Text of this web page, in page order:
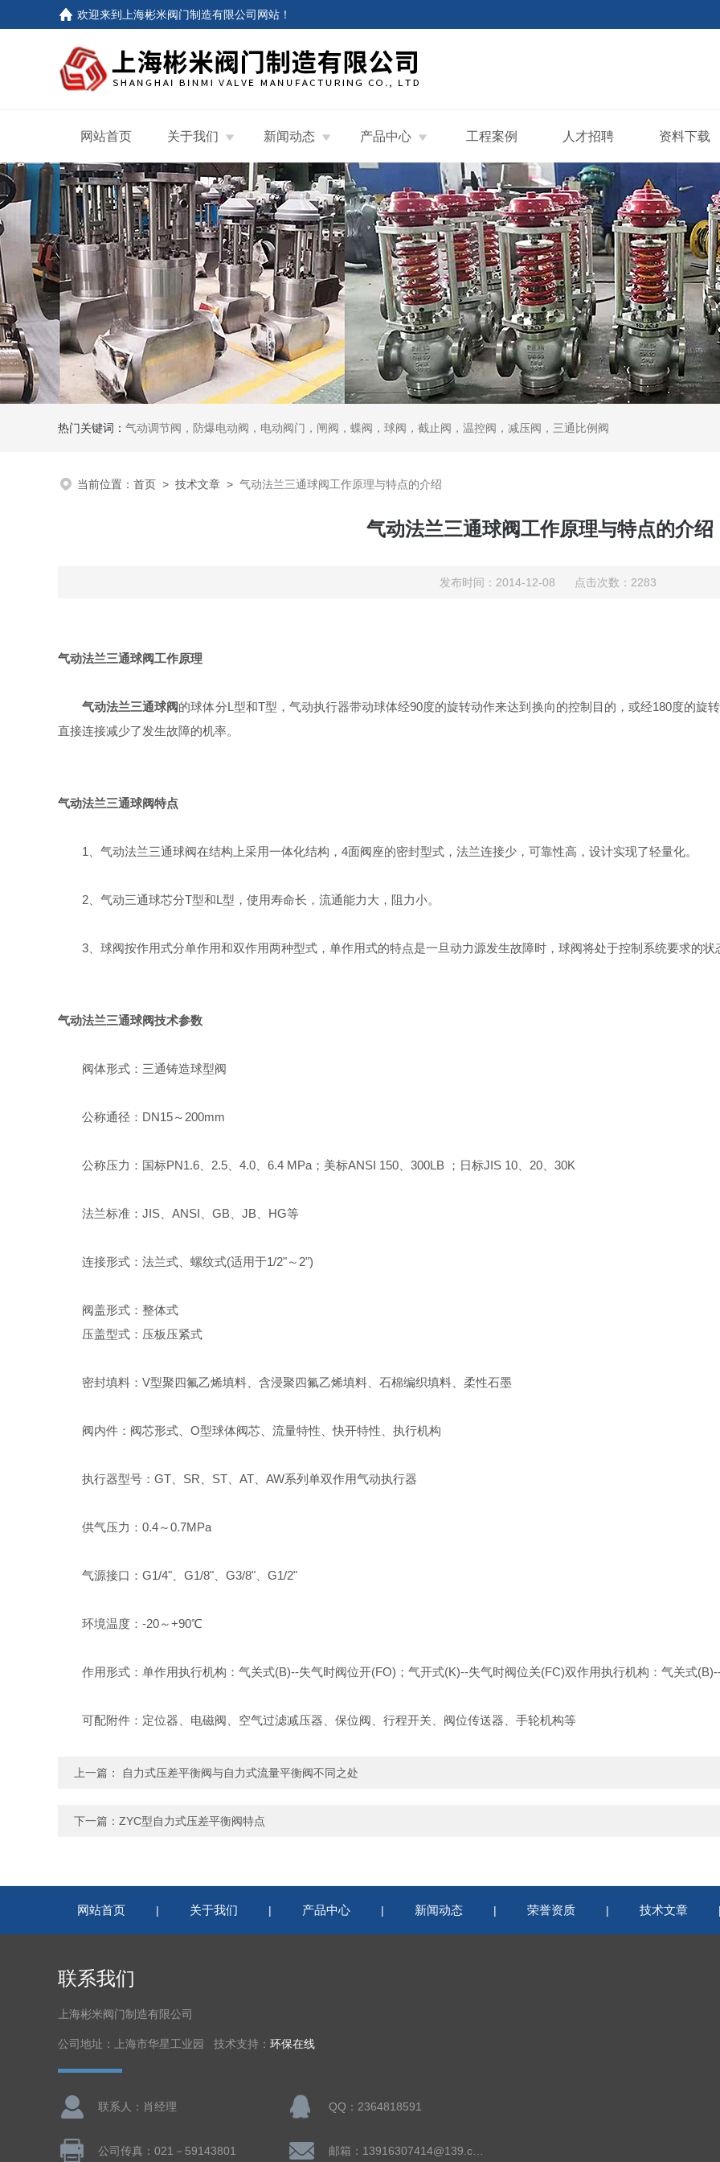
欢迎来到 上海彬米阀门制造有限公司网站 ！
网站首页 关于我们 新闻动态 产品中心 工程案例 人才招聘 资料下载
热门关键词： 气动调节阀，防爆电动阀，电动阀门，闸阀，蝶阀，球阀，截止阀，温控阀，减压阀，三通比例阀
当前位置： 首页 > 技术文章 > 气动法兰三通球阀工作原理与特点的介绍
气动法兰三通球阀工作原理与特点的介绍
发布时间：2014-12-08 点击次数：2283
气动法兰三通球阀工作原理
气动法兰三通球阀的球体分L型和T型，气动执行器带动球体经90度的旋转动作来达到换向的控制目的，或经180度的旋
直接连接减少了发生故障的机率。
气动法兰三通球阀特点
1、气动法兰三通球阀在结构上采用一体化结构，4面阀座的密封型式，法兰连接少，可靠性高，设计实现了轻量化。
2、气动三通球芯分T型和L型，使用寿命长，流通能力大，阻力小。
3、球阀按作用式分单作用和双作用两种型式，单作用式的特点是一旦动力源发生故障时，球阀将处于控制系统要求的状
气动法兰三通球阀技术参数
阀体形式：三通铸造球型阀
公称通径：DN15～200mm
公称压力：国标PN1.6、2.5、4.0、6.4 MPa；美标ANSI 150、300LB ；日标JIS 10、20、30K
法兰标准：JIS、ANSI、GB、JB、HG等
连接形式：法兰式、螺纹式(适用于1/2"～2")
阀盖形式：整体式
压盖型式：压板压紧式
密封填料：V型聚四氟乙烯填料、含浸聚四氟乙烯填料、石棉编织填料、柔性石墨
阀内件 ： 阀芯形式、O型球体阀芯、流量特性、快开特性、执行机构
执行器型号：GT、SR、ST、AT、AW系列单双作用气动执行器
供气压力：0.4～0.7MPa
气源接口：G1/4"、G1/8"、G3/8"、G1/2"
环境温度：-20～+90℃
作用形式：单作用执行机构：气关式(B)--失气时阀位开(FO)；气开式(K)--失气时阀位关(FC)双作用执行机构：气关式
可配附件：定位器、电磁阀、空气过滤减压器、保位阀、行程开关、阀位传送器、手轮机构等
上一篇： 自力式压差平衡阀与自力式流量平衡阀不同之处
下一篇： ZYC型自力式压差平衡阀特点
网站首页 | 关于我们 | 产品中心 | 新闻动态 | 荣誉资质 | 技术文章 |
联系我们
上海彬米阀门制造有限公司
公司地址：上海市华星工业园 技术支持： 环保在线
联系人：肖经理 QQ：2364818591
公司传真：021－59143801